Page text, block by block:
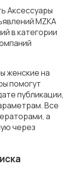
Аксессуары
MZKA
в категории
женские на
помогут
публикации,
Все
а
через